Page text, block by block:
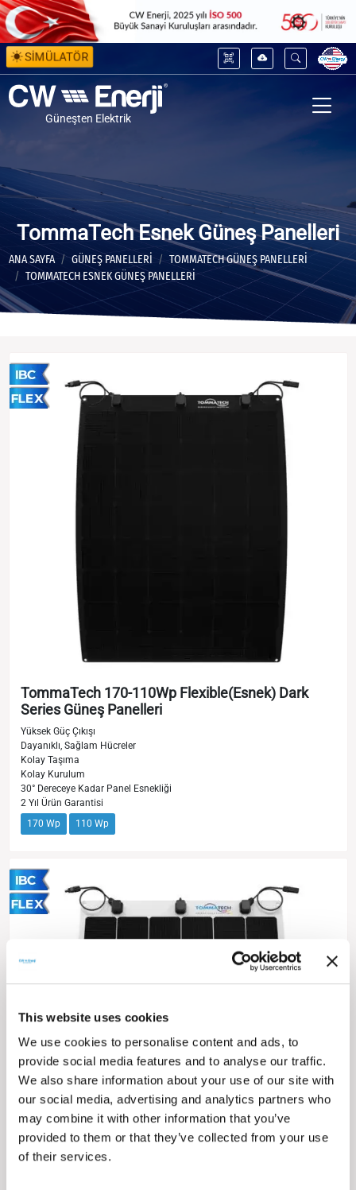
This website uses cookies
We use cookies to personalise content and ads, to
provide social media features and to analyse our traffic.
We also share information about your use of our site with
our social media, advertising and analytics partners who
may combine it with other information that you’ve
provided to them or that they’ve collected from your use
of their services.
SİMÜLATÖR
Güneşten Elektrik
TommaTech Esnek Güneş Panelleri
ANA SAYFA GÜNEŞ PANELLERİ
TOMMATECH GÜNEŞ PANELLERI
TOMMATECH ESNEK GÜNEŞ PANELLERI
TommaTech 170-110Wp Flexible(Esnek) Dark
Series Güneş Panelleri
Yüksek Güç Çıkışı
Dayanıklı, Sağlam Hücreler
Kolay Taşıma
Kolay Kurulum
30° Dereceye Kadar Panel Esnekliği
2 Yıl Ürün Garantisi
170 Wp
110 Wp